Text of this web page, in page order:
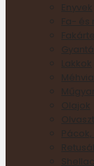
Enyvek
Fa-
Lakkok
Olajok